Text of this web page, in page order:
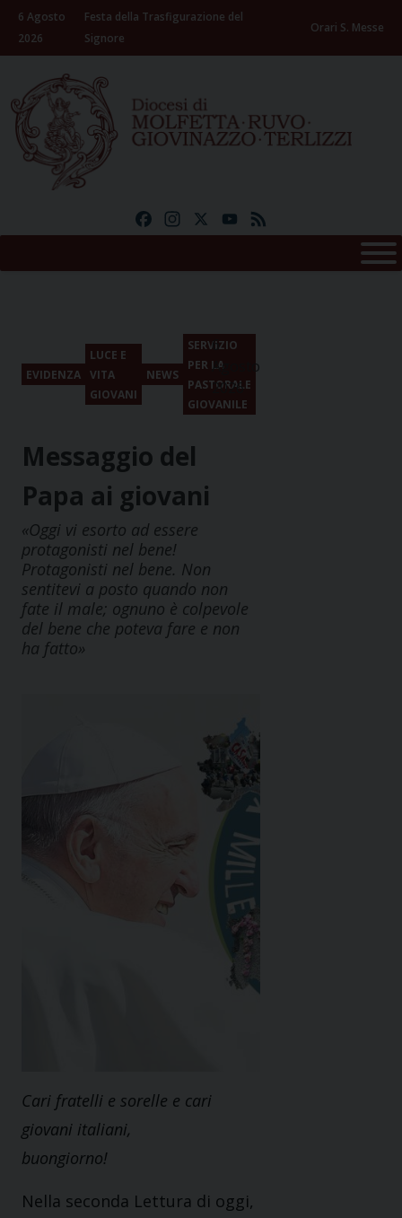
Skip
content
6 Agosto
2026
Festa della Trasfigurazione del
Signore
Orari S. Messe
FacebookInstagramYouTube
EVIDENZA
LUCE E
VITA
GIOVANI
NEWS
SERVIZIO
PER LA
PASTORALE
GIOVANILE
6
Agosto
2026
Messaggio del
Papa ai giovani
«Oggi vi esorto ad essere
protagonisti nel bene!
Protagonisti nel bene. Non
sentitevi a posto quando non
fate il male; ognuno è colpevole
del bene che poteva fare e non
ha fatto»
Cari fratelli e sorelle e cari
giovani italiani,
buongiorno!
Nella seconda Lettura di oggi,